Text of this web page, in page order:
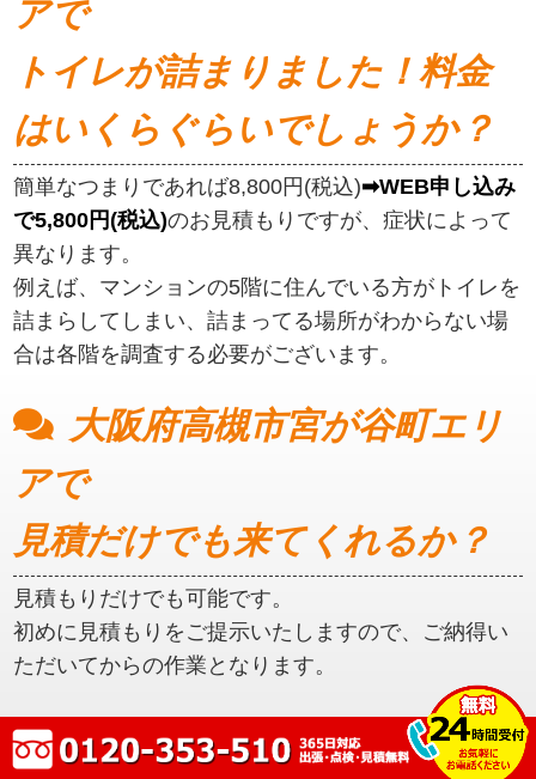
アで
トイレが詰まりました！料金
はいくらぐらいでしょうか？
簡単なつまりであれば8,800円(税込)➡WEB申し込み
で5,800円(税込)のお見積もりですが、症状によって
異なります。
例えば、マンションの5階に住んでいる方がトイレを
詰まらしてしまい、詰まってる場所がわからない場
合は各階を調査する必要がございます。
大阪府高槻市宮が谷町エリ
アで
見積だけでも来てくれるか？
見積もりだけでも可能です。
初めに見積もりをご提示いたしますので、ご納得い
ただいてからの作業となります。
大阪府高槻市宮が谷町エリ